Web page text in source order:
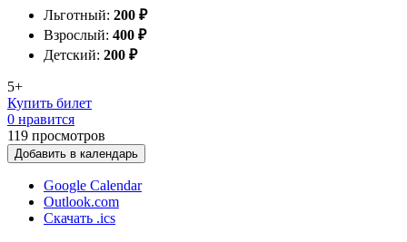
Льготный: 200 ₽
Взрослый: 400 ₽
Детский: 200 ₽
5+
Купить билет
0 нравится
119 просмотров
Добавить в календарь
Google Calendar
Outlook.com
Скачать .ics